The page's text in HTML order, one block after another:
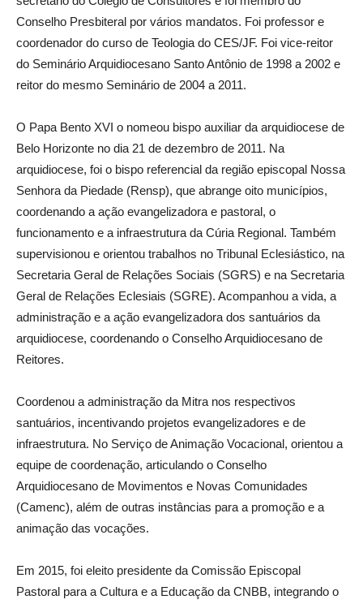
Conselho Presbiteral por vários mandatos. Foi professor e
coordenador do curso de Teologia do CES/JF. Foi vice-reitor
do Seminário Arquidiocesano Santo Antônio de 1998 a 2002 e
reitor do mesmo Seminário de 2004 a 2011.
O Papa Bento XVI o nomeou bispo auxiliar da arquidiocese de
Belo Horizonte no dia 21 de dezembro de 2011. Na
arquidiocese, foi o bispo referencial da região episcopal Nossa
Senhora da Piedade (Rensp), que abrange oito municípios,
coordenando a ação evangelizadora e pastoral, o
funcionamento e a infraestrutura da Cúria Regional. Também
supervisionou e orientou trabalhos no Tribunal Eclesiástico, na
Secretaria Geral de Relações Sociais (SGRS) e na Secretaria
Geral de Relações Eclesiais (SGRE). Acompanhou a vida, a
administração e a ação evangelizadora dos santuários da
arquidiocese, coordenando o Conselho Arquidiocesano de
Reitores.
Coordenou a administração da Mitra nos respectivos
santuários, incentivando projetos evangelizadores e de
infraestrutura. No Serviço de Animação Vocacional, orientou a
equipe de coordenação, articulando o Conselho
Arquidiocesano de Movimentos e Novas Comunidades
(Camenc), além de outras instâncias para a promoção e a
animação das vocações.
Em 2015, foi eleito presidente da Comissão Episcopal
Pastoral para a Cultura e a Educação da CNBB, integrando o